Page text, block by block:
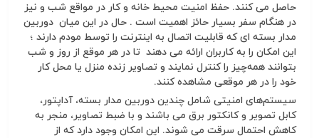
حاصل می ‌کنند. حفظ امنیت محیط خانه و کار در مواقع شب‌ و نیز
در هنگام سفر بسیار حائز اهمیت است . حال در این میان دوربین
مدار بسته ای که قابلیت اتصال به اینترنت را توسط مودم دارند ؛
این امکان را به کاربران ارائه می دهند تا در هر موقع از روز و شب
بتوانند همه‌چیز را کنترل نمایند و تصاویر زنده منزل یا محل کار
خود را در هر موقعی مشاهده کنند.
سیستم‌های امنیتی شامل چندین دوربین مدار بسته، آداپتور،
کابل تصویر و کانکتور برق می باشند و با ضبط تصاویر، منجر به
کاهش احتمال سرقت می شوند. این امکان وجود دارد که از